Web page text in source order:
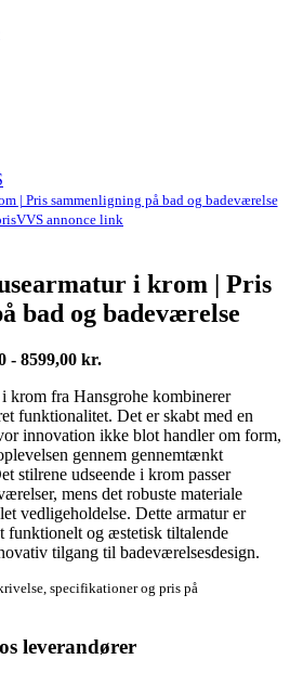
| Pris sammenligning på bad og badeværelse
annonce link
i krom | Pris
bad og badeværelse
- 8599,00 kr.
krom fra Hansgrohe kombinerer
funktionalitet. Det er skabt med en
innovation ikke blot handler om form,
gennem gennemtænkt
stilrene udseende i krom passer
mens det robuste materiale
vedligeholdelse. Dette armatur er
funktionelt og æstetisk tiltalende
tilgang til badeværelsesdesign.
specifikationer og pris på
leverandører